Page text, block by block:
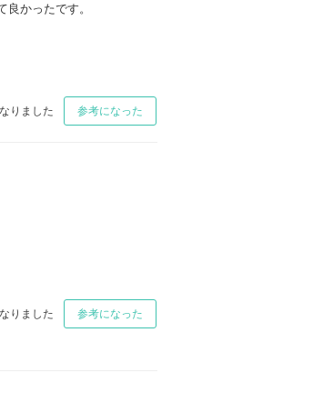
かったです。
りました 参考になった
りました 参考になった